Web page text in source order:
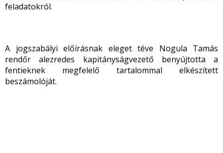
feladatokról.
A jogszabályi előírásnak eleget téve Nogula Tamás
rendőr alezredes kapitányságvezető benyújtotta a
fentieknek megfelelő tartalommal elkészített
beszámolóját.